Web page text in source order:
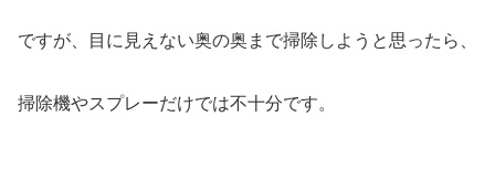
ですが、目に見えない奥の奥まで掃除しようと思ったら、
掃除機やスプレーだけでは不十分です。